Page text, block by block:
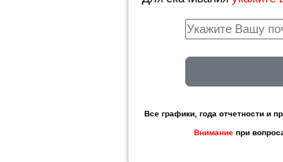
Все графики, года отчетности и
Внимание при